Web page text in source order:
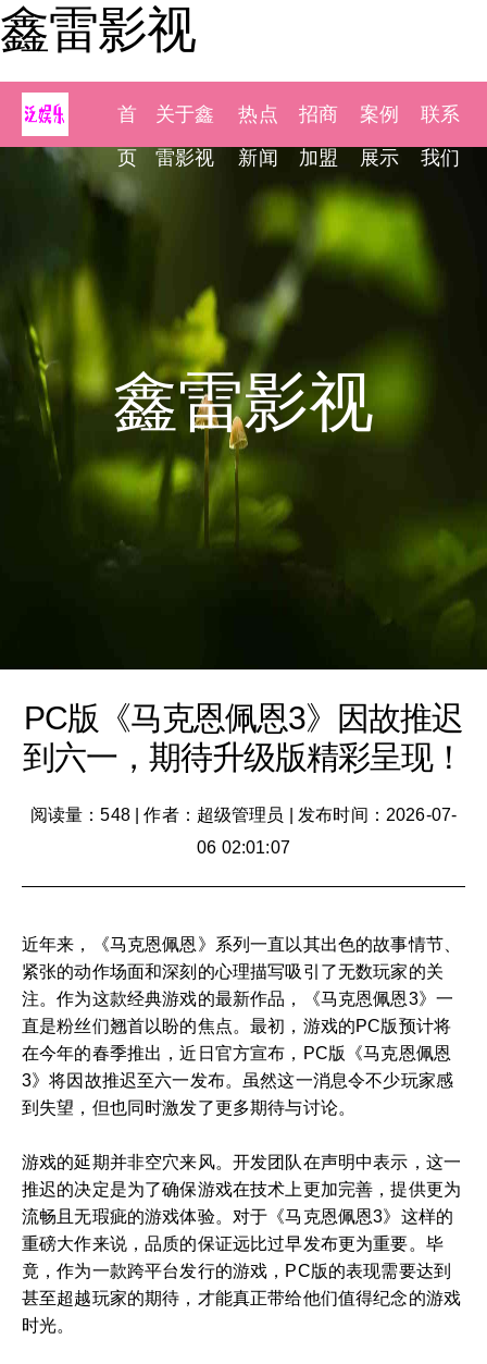
鑫雷影视
首
页
关于鑫
雷影视
热点
新闻
招商
加盟
案例
展示
联系
我们
鑫雷影视
PC版《马克恩佩恩3》因故推迟
到六一，期待升级版精彩呈现！
阅读量：548|作者：超级管理员
发布时间：2026-07-
06 02:01:07
近年来，《马克恩佩恩》系列一直以其出色的故事情节、
紧张的动作场面和深刻的心理描写吸引了无数玩家的关
注。作为这款经典游戏的最新作品，《马克恩佩恩3》一
直是粉丝们翘首以盼的焦点。最初，游戏的PC版预计将
在今年的春季推出，近日官方宣布，PC版《马克恩佩恩
3》将因故推迟至六一发布。虽然这一消息令不少玩家感
到失望，但也同时激发了更多期待与讨论。
游戏的延期并非空穴来风。开发团队在声明中表示，这一
推迟的决定是为了确保游戏在技术上更加完善，提供更为
流畅且无瑕疵的游戏体验。对于《马克恩佩恩3》这样的
重磅大作来说，品质的保证远比过早发布更为重要。毕
竟，作为一款跨平台发行的游戏，PC版的表现需要达到
甚至超越玩家的期待，才能真正带给他们值得纪念的游戏
时光。